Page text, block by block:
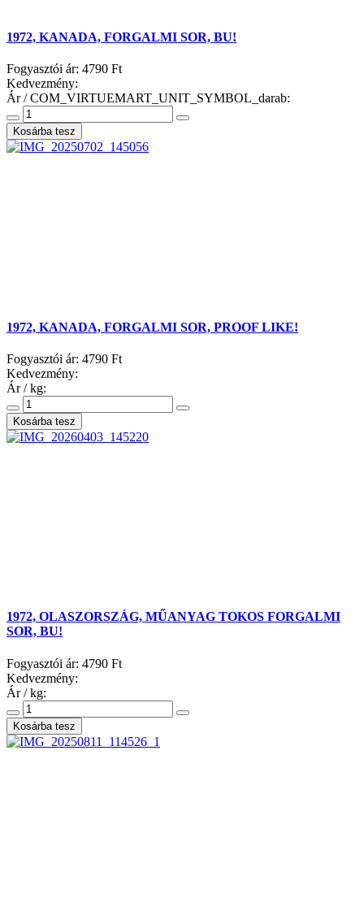
1972, KANADA, FORGALMI SOR, BU!
Fogyasztói ár: 4790 Ft
Kedvezmény:
Ár / COM_VIRTUEMART_UNIT_SYMBOL_darab:
1972, KANADA, FORGALMI SOR, PROOF LIKE!
Fogyasztói ár: 4790 Ft
Kedvezmény:
Ár / kg:
1972, OLASZORSZÁG, MŰANYAG TOKOS FORGALMI
SOR, BU!
Fogyasztói ár: 4790 Ft
Kedvezmény:
Ár / kg: